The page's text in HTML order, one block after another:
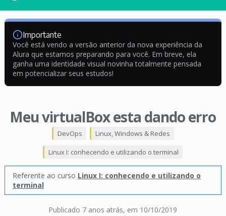
Importante
Você está vendo a versão anterior da nova experiência da
Alura que estamos preparando para você. Em breve, ela
ganha uma identidade visual novinha totalmente pensada
em potencializar seus estudos!
Meu virtualBox esta dando erro
Publicado 7 anos atrás, em 10/10/2019
DevOps Linux, Windows & Redes
Linux I: conhecendo e utilizando o terminal
Referente ao curso Linux I: conhecendo e utilizando o
terminal